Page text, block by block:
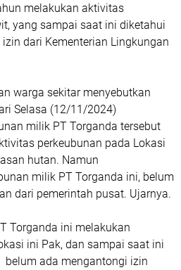
melakukan aktivitas
yang sampai saat ini diketahui
dari Kementerian Lingkungan
warga sekitar menyebutkan
Selasa (12/11/2024)
milik PT Torganda tersebut
perkeubunan pada Lokasi
hutan. Namun
milik PT Torganda ini, belum
dari pemerintah pusat. Ujarnya.
Torganda ini melakukan
ini Pak, dan sampai saat ini
belum ada mengantongi izin